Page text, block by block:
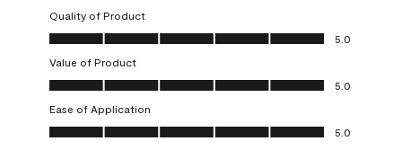
Quality of Product
Quality of Product, 5.0 out of 5
5.0
Value of Product
Value of Product, 5.0 out of 5
5.0
Ease of Application
Ease of Application, 5.0 out of 5
5.0